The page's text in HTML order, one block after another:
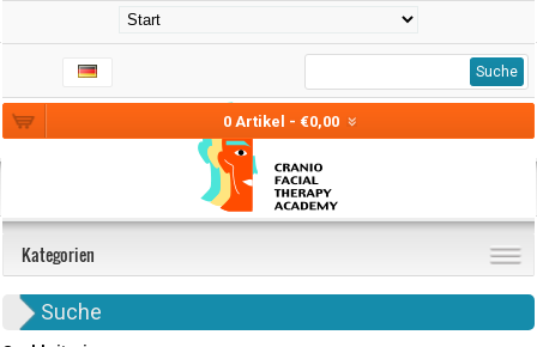
0 Artikel - €0,00
Suche
Kategorien
Suche